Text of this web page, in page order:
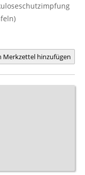
Merkzettel hinzufügen